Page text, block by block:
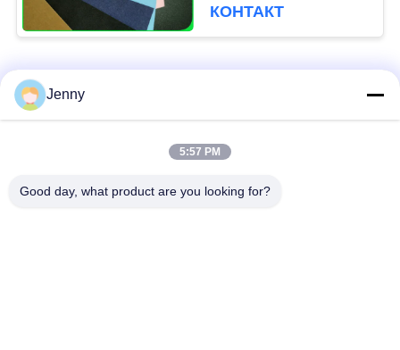
КОНТАКТ
Популярные категории
коричневый крен
Jenny
5:57 PM
Good day, what product are you looking for?